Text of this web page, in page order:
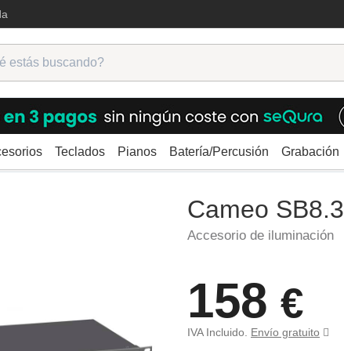
Teclados Pianos Batería/Percusión Grabación
Cameo SB8.3
Cameo SB8.3
Accesorio de iluminación
158 €
IVA Incluido. Envío gratuito